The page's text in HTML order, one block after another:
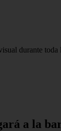
durante
a la